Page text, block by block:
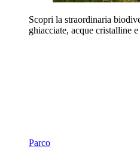
Scopri la straordinaria
ghiacciate, acque cristalline
Parco